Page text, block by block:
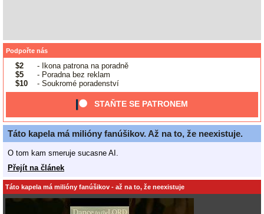
Podpořte nás
$2
- Ikona patrona na poradně
$5
- Poradna bez reklam
$10
- Soukromé poradenství
STAŇTE SE PATRONEM
Táto kapela má milióny fanúšikov. Až na to, že neexistuje.
O tom kam smeruje sucasne AI.
Přejít na článek
Táto kapela má milióny fanúšikov - až na to, že neexistuje